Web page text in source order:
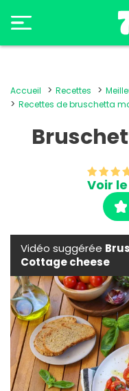
Accueil Recettes
Recettes de bruschetta
Voir
Vidéo suggérée
Cottage cheese